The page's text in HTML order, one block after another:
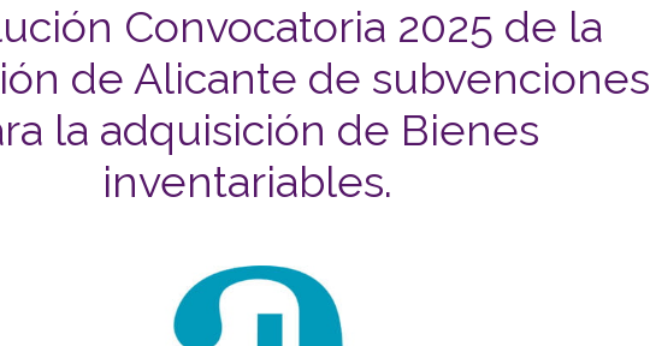
Convocatoria 2025 de la
de Alicante de subvenciones
la adquisición de Bienes
inventariables.